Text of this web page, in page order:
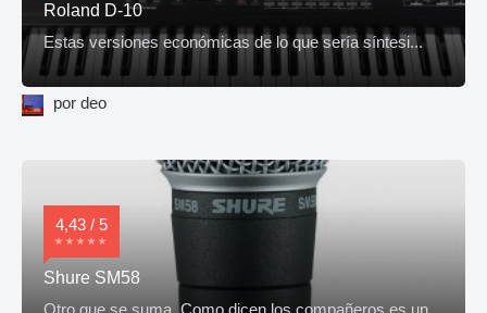
Roland D-10
Estas versiones económicas de lo que sería síntesi...
por deo
4,43 / 5
Shure SM58
Otro que se suma. Como dicen los compañeros es un